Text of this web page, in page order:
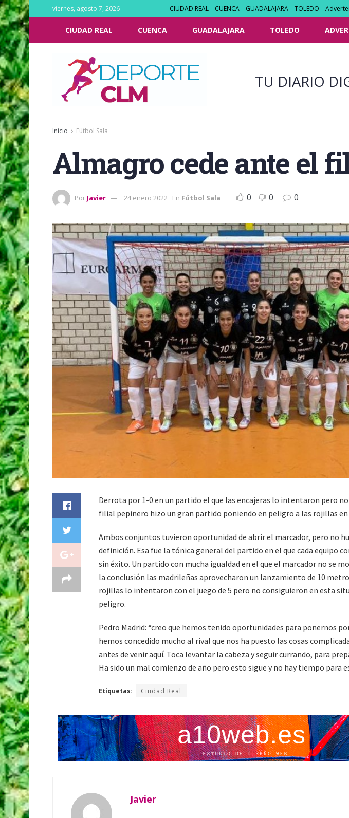
viernes, agosto 7, 2026 CIUDAD REAL CUENCA GUADALAJARA TOLEDO
CIUDAD REAL CUENCA GUADALAJARA TOLEDO
TU DIARIO
Inicio Fútbol Sala
Almagro cede ante el
Por Javier 24 enero 2022 En Fútbol Sala 0 0 0
Derrota por 1-0 en un partido el que las encajeras lo intentaron pero
filial pepinero hizo un gran partido poniendo en peligro a las rojillas en
Ambos conjuntos tuvieron oportunidad de abrir el marcador, pero no
definición. Esa fue la tónica general del partido en el que cada equipo
sin éxito. Un partido con mucha igualdad en el que el marcador no se
la conclusión las madrileñas aprovecharon un lanzamiento de 10
rojillas lo intentaron con el juego de 5 pero no consiguieron en esta
peligro.
Pedro Madrid: “creo que hemos tenido oportunidades para ponernos
hemos concedido mucho al rival que nos ha puesto las cosas
antes de venir aquí. Toca levantar la cabeza y seguir currando, para
Ha sido un mal comienzo de año pero esto sigue y no hay tiempo para
Etiquetas: Ciudad Real
Javier